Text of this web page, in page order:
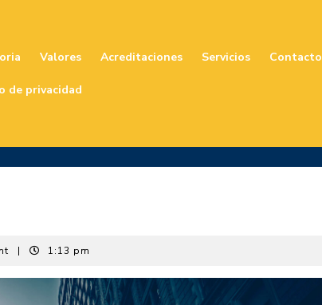
Valores Acreditaciones Servicios Contacto
de privacidad
| 1:13 pm